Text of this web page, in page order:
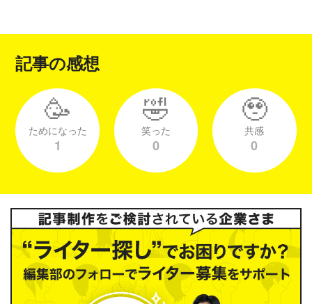
記事の感想
🥳
ためになった
1
🤣
笑った
0
🥹
共感
0